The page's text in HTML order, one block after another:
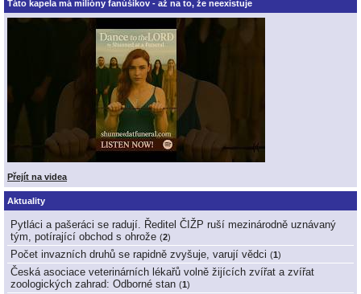
Táto kapela má milióny fanúšikov - až na to, že neexistuje
Přejít na videa
Aktuality
Pytláci a pašeráci se radují. Ředitel ČIŽP ruší mezinárodně uznávaný
tým, potírající obchod s ohrože (2)
Počet invazních druhů se rapidně zvyšuje, varují vědci (1)
Česká asociace veterinárních lékařů volně žijících zvířat a zvířat
zoologických zahrad: Odborné stan (1)